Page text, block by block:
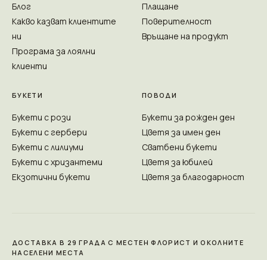
Блог
Какво казват клиентите
ни
Програма за лоялни
клиенти
Плащане
Поверителност
Връщане на продукт
БУКЕТИ
Букети с рози
Букети с гербери
Букети с лилиуми
Букети с хризантеми
Екзотични букети
ПОВОДИ
Букети за рожден ден
Цветя за имен ден
Сватбени букети
Цветя за юбилей
Цветя за благодарност
ДОСТАВКА В 29 ГРАДА С МЕСТЕН ФЛОРИСТ И ОКОЛНИТЕ
НАСЕЛЕНИ МЕСТА